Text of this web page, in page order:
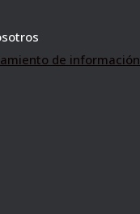
de información